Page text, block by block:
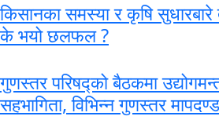
किसानका समस्या र कृषि
के भयो छलफल ?
गुणस्तर परिषद्को बैठकमा
सहभागिता, विभिन्न गुणस्तर